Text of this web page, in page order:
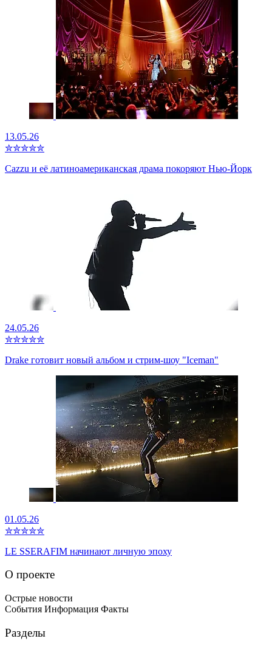
13.05.26
✮✮✮✮✮
Cazzu и её латиноамериканская драма покоряют Нью-Йорк
24.05.26
✮✮✮✮✮
Drake готовит новый альбом и стрим-шоу "Iceman"
01.05.26
✮✮✮✮✮
LE SSERAFIM начинают личную эпоху
О проекте
Острые новости
События Информация Факты
Разделы